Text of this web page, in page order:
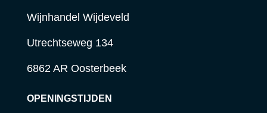
Wijnhandel Wijdeveld
Utrechtseweg 134
6862 AR Oosterbeek
OPENINGSTIJDEN